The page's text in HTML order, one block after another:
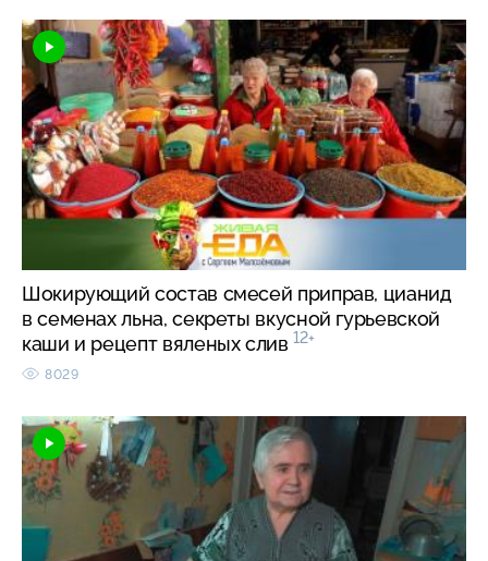
Шокирующий состав смесей приправ, цианид
в семенах льна, секреты вкусной гурьевской
каши и рецепт вяленых слив 12+
8029